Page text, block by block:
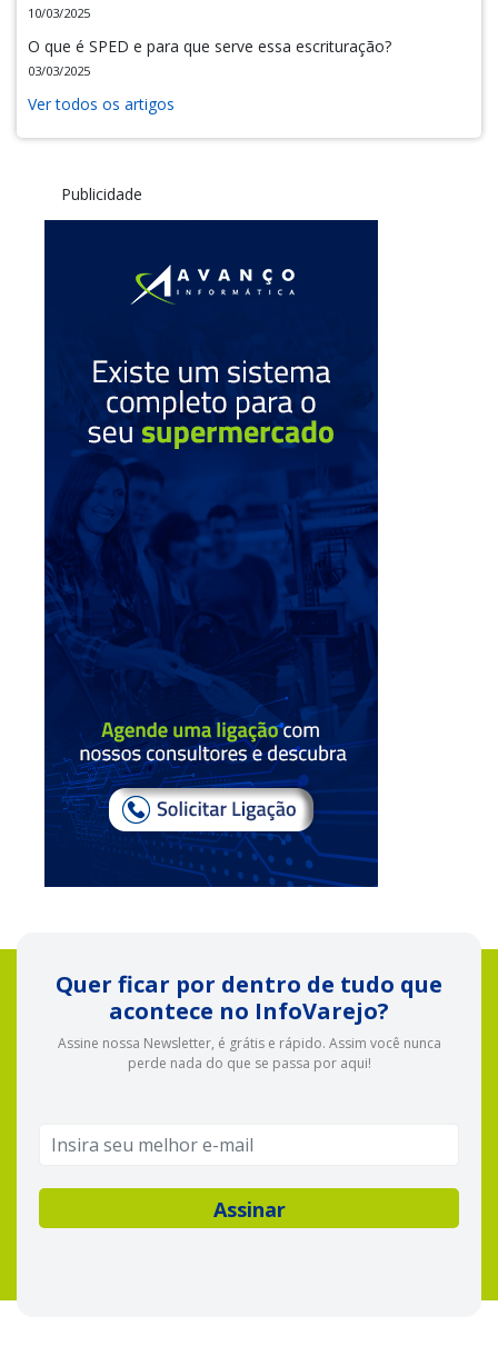
10/03/2025
O que é SPED e para que serve essa escrituração?
03/03/2025
Ver todos os artigos
Publicidade
Quer ficar por dentro de tudo que
acontece no InfoVarejo?
Assine nossa Newsletter, é grátis e rápido. Assim você nunca
perde nada do que se passa por aqui!